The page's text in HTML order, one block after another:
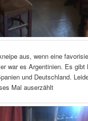
aus, wenn eine
war es Argentinien. Es gibt
und Deutschland.
Mal auserzählt